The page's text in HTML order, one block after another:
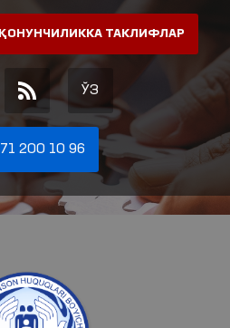
ҚОНУНЧИЛИККА ТАКЛИФЛАР
ЎЗ
71 200 10 96